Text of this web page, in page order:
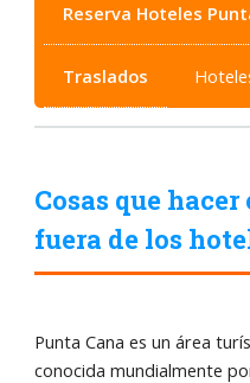
Reserva Hoteles
Traslados
Cosas que
fuera de los
Punta Cana es un área
conocida mundialmente